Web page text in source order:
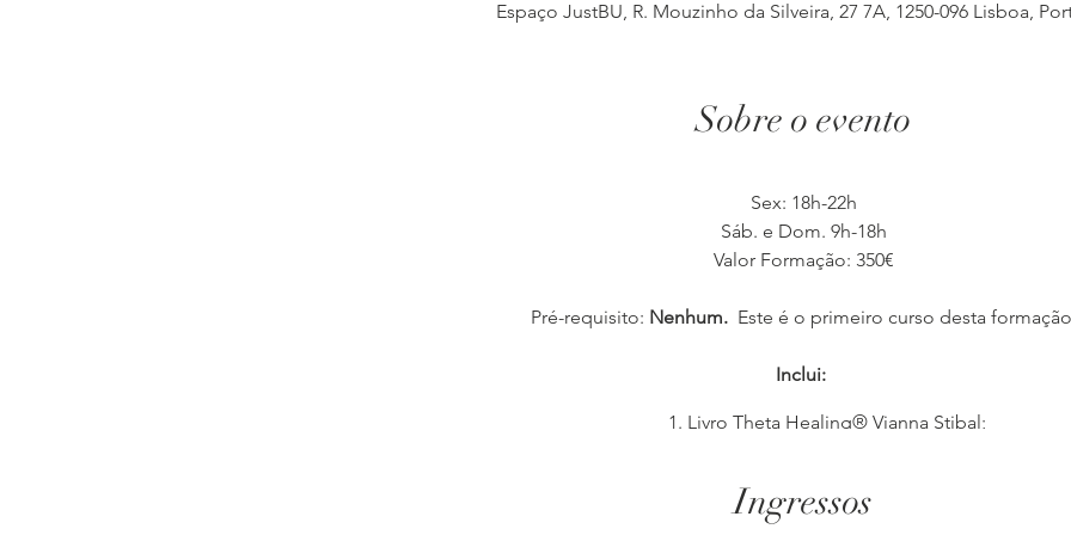
Espaço JustBU, R. Mouzinho da Silveira, 27 7A, 1250-096 Lisboa,
Sobre o evento
Sex: 18h-22h
Sáb. e Dom. 9h-18h
Valor Formação: 350€
Pré-requisito: Nenhum. Este é o primeiro curso desta
Inclui:
Livro Theta Healing® Vianna Stibal;
Encontro mensal para prática com outros alunos e com o apoio
Ingressos